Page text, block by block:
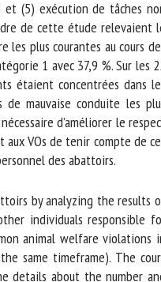
(5) exécution de tâches non
de cette étude relevaient le
plus courantes au cours des
1 avec 37,9 %. Sur les 22
étaient concentrées dans les
mauvaise conduite les plus
d’améliorer le respect
VOs de tenir compte de ces
des abattoirs.
by analyzing the results of
individuals responsible for
animal welfare violations in
same timeframe). The court
details about the number and